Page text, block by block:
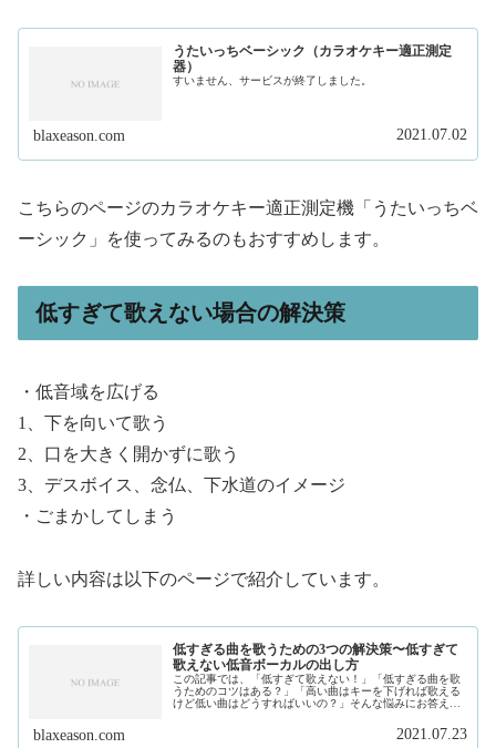
うたいっちベーシック（カラオケキー適正測定
器）
すいません、サービスが終了しました。
blaxeason.com 2021.07.02
こちらのページのカラオケキー適正測定機「うたいっちベ
ーシック」を使ってみるのもおすすめします。
低すぎて歌えない場合の解決策
・低音域を広げる
1、下を向いて歌う
2、口を大きく開かずに歌う
3、デスボイス、念仏、下水道のイメージ
・ごまかしてしまう
詳しい内容は以下のページで紹介しています。
低すぎる曲を歌うための3つの解決策〜低すぎて
歌えない低音ボーカルの出し方
この記事では、「低すぎて歌えない！」「低すぎる曲を歌
うためのコツはある？」「高い曲はキーを下げれば歌える
けど低い曲はどうすればいいの？」そんな悩みにお答えし
blaxeason.com 2021.07.23